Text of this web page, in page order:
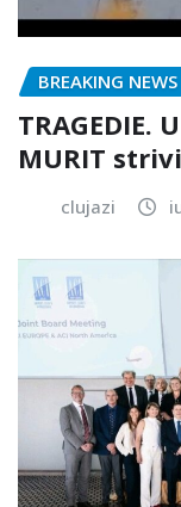
BREAKING NEWS
MURIT
clujazi